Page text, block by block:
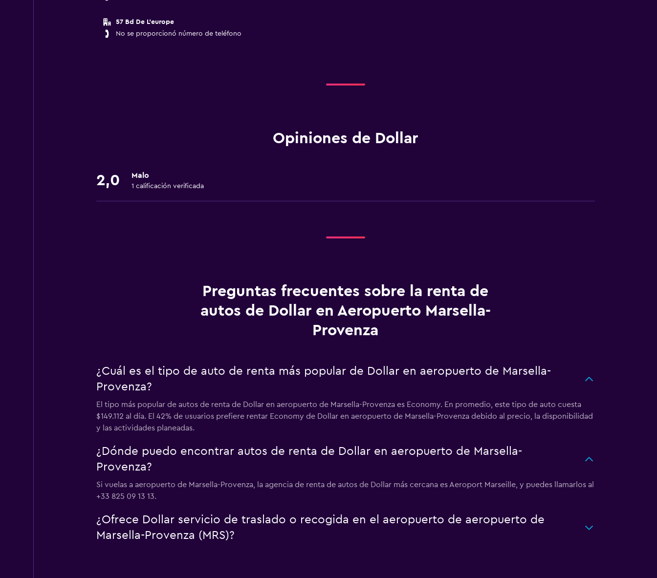
57 Bd De L'europe
No se proporcionó número de teléfono
Opiniones de Dollar
2,0 Malo
1 calificación verificada
Preguntas frecuentes sobre la renta de
autos de Dollar en Aeropuerto Marsella-
Provenza
¿Cuál es el tipo de auto de renta más popular de Dollar en aeropuerto de Marsella-
Provenza?
El tipo más popular de autos de renta de Dollar en aeropuerto de Marsella-Provenza es Economy. En promedio, este tipo de auto cuesta
$149.112 al día. El 42% de usuarios prefiere rentar Economy de Dollar en aeropuerto de Marsella-Provenza debido al precio, la disponibilidad
y las actividades planeadas.
¿Dónde puedo encontrar autos de renta de Dollar en aeropuerto de Marsella-
Provenza?
Si vuelas a aeropuerto de Marsella-Provenza, la agencia de renta de autos de Dollar más cercana es Aeroport Marseille, y puedes llamarlos al
+33 825 09 13 13.
¿Ofrece Dollar servicio de traslado o recogida en el aeropuerto de aeropuerto de
Marsella-Provenza (MRS)?